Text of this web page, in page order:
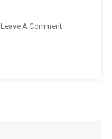
Leave A CommentOn
Concurs